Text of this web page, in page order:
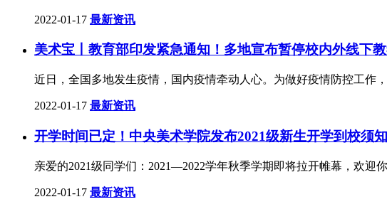
2022-01-17 最新资讯
美术宝丨教育部印发紧急通知！多地宣布暂停校内外线下
近日，全国多地发生疫情，国内疫情牵动人心。为做好疫情防控工作
2022-01-17 最新资讯
开学时间已定！中央美术学院发布2021级新生开学到校须知
亲爱的2021级同学们：2021—2022学年秋季学期即将拉开帷幕，欢
2022-01-17 最新资讯